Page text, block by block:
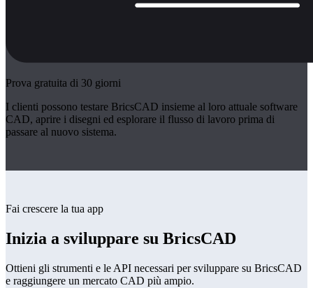
Prova gratuita di 30 giorni
I clienti possono testare BricsCAD insieme al loro attuale software
CAD, aprire i disegni ed esplorare il flusso di lavoro prima di
passare al nuovo sistema.
Fai crescere la tua app
Inizia a sviluppare su BricsCAD
Ottieni gli strumenti e le API necessari per sviluppare su BricsCAD
e raggiungere un mercato CAD più ampio.